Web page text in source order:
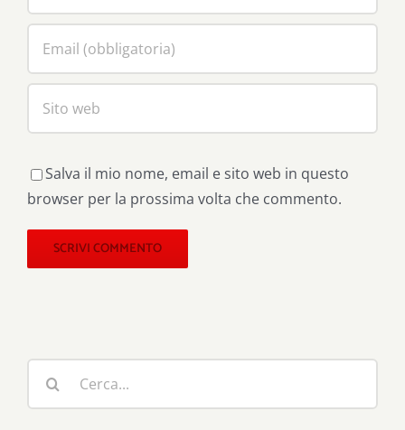
Salva il mio nome, email e sito web in questo
browser per la prossima volta che commento.
per: